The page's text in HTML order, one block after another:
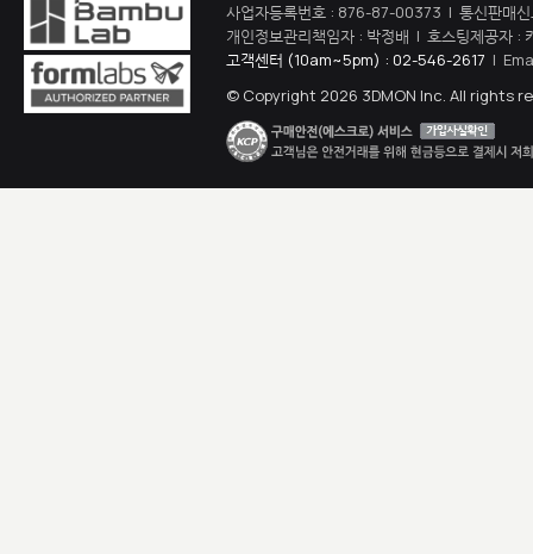
사업자등록번호 : 876-87-00373 | 통신판매
개인정보관리책임자 : 박정배 | 호스팅제공자 :
고객센터 (10am~5pm) : 02-546-2617 |
© Copyright 2026 3DMON Inc. All rights